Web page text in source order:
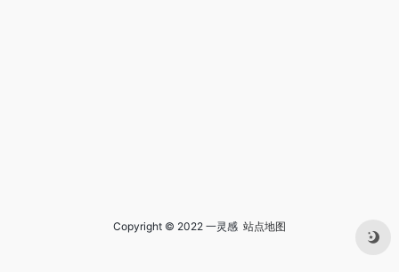
Copyright © 2022 一灵感 站点地图